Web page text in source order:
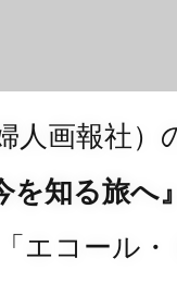
人画報社
を知る旅へ
エコール